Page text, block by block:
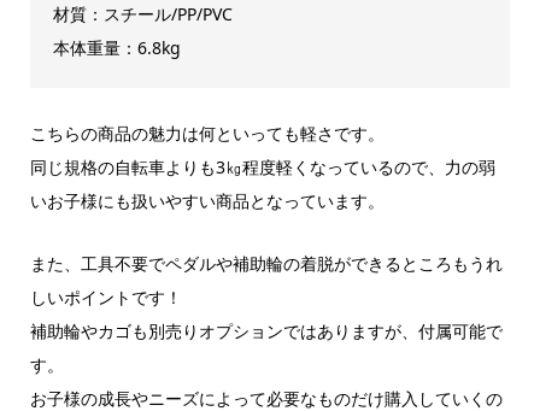
材質：スチール/PP/PVC
本体重量：6.8kg
こちらの商品の魅力は何といっても軽さです。
同じ規格の自転車よりも3㎏程度軽くなっているので、力の弱
いお子様にも扱いやすい商品となっています。
また、工具不要でペダルや補助輪の着脱ができるところもうれ
しいポイントです！
補助輪やカゴも別売りオプションではありますが、付属可能で
す。
お子様の成長やニーズによって必要なものだけ購入していくの